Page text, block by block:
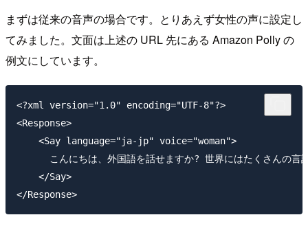
まずは従来の音声の場合です。とりあえず女性の声に設定し
てみました。文面は上述の URL 先にある Amazon Polly の
例文にしています。
<?xml version="1.0" encoding="UTF-8"?>
<Response>
    <Say language="ja-jp" voice="woman">
こんにちは、外国語を話せますか? 世界にはたくさんの言
    </Say>